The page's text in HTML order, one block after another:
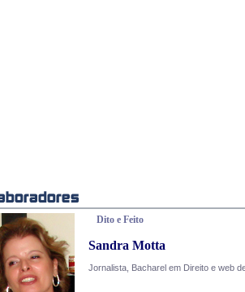
Dito e Feito
Sandra Motta
Jornalista, Bacharel em Direito e web